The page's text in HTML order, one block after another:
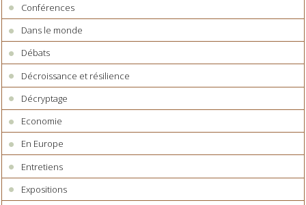
Conférences
Dans le monde
Débats
Décroissance et résilience
Décryptage
Economie
En Europe
Entretiens
Expositions